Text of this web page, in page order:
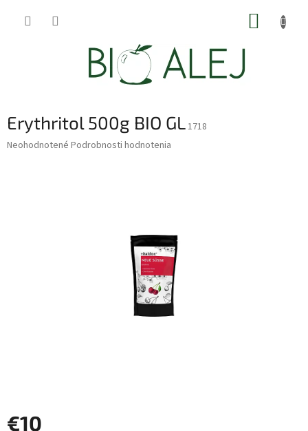
Erythritol 500g BIO GL1718
Priemerné
Neohodnotené Podrobnosti hodnotenia
€10